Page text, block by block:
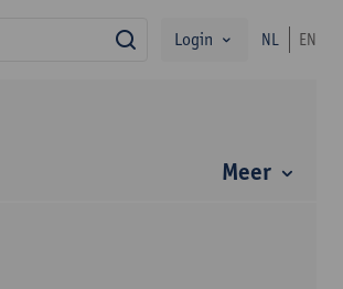
zoekLogin NL EN
Meer